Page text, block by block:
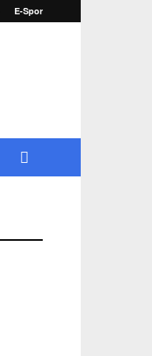
E-Spor